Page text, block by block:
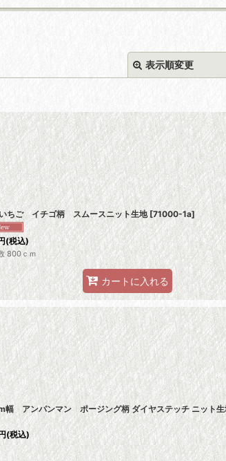
表示順変更
絞り込む
ちご イチゴ柄 スムースニット生地[71000-1a]
(税込)
800ｃｍ
カートに入れる
幅 アンパンマン ポージング柄 ダイヤステッチ ニット生
(税込)